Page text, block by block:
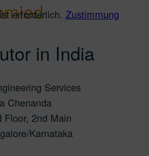
erforderlich. Zustimmung
in India
Services
Chenanda
Floor, 2nd Main
Karnataka